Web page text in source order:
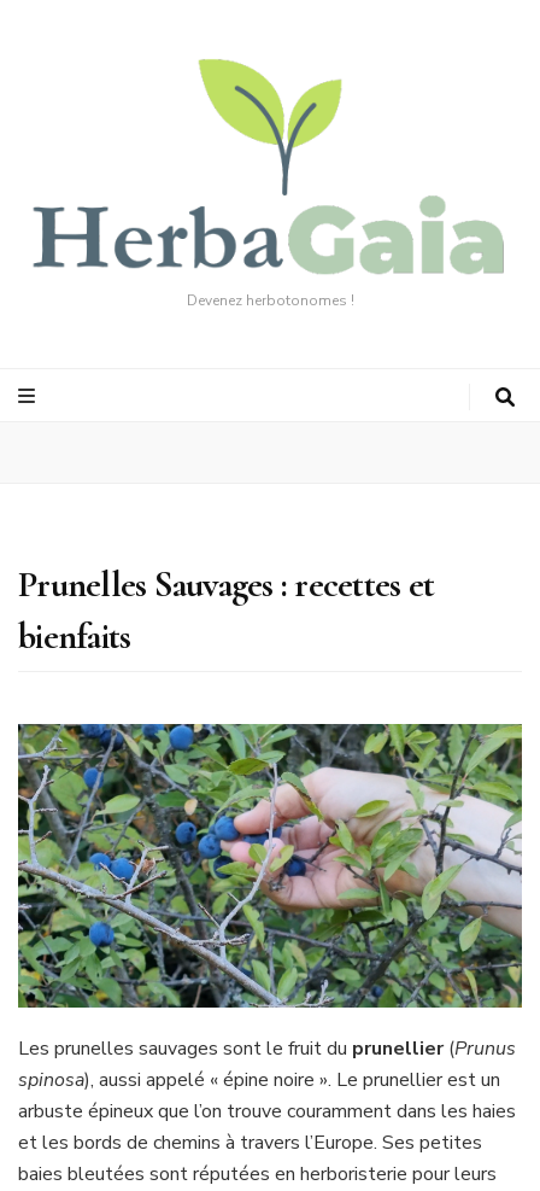
Devenez herbotonomes !
Prunelles Sauvages : recettes et
bienfaits
Les prunelles sauvages sont le fruit du prunellier(Prunus
spinosa), aussi appelé « épine noire ». Le prunellier est un
arbuste épineux que l’on trouve couramment dans les haies
et les bords de chemins à travers l’Europe. Ses petites
baies bleutées sont réputées en herboristerie pour leurs